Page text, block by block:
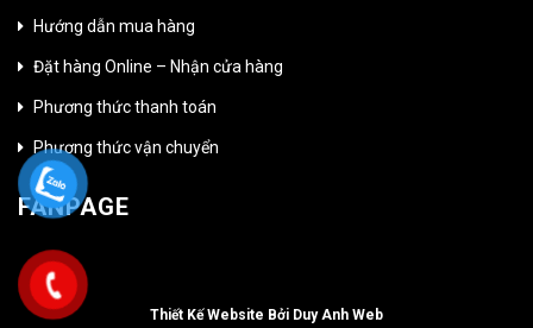
Hướng dẫn mua hàng
Đặt hàng Online – Nhận cửa hàng
Phương thức thanh toán
Phương thức vận chuyển
FANPAGE
Thiết Kế Website Bởi Duy Anh Web